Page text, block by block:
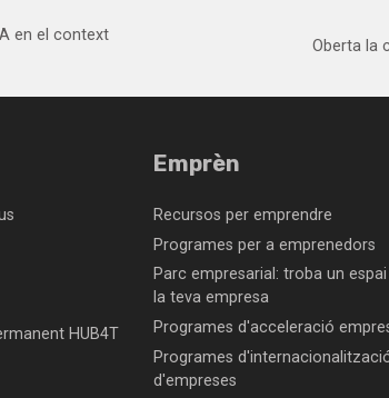
en el context
Oberta la
HUB4T
Emprèn
Recursos per emprendre
Programes per a emprenedors
Parc empresarial: troba un
la teva empresa
Programes d'acceleració
Programes
d'empreses